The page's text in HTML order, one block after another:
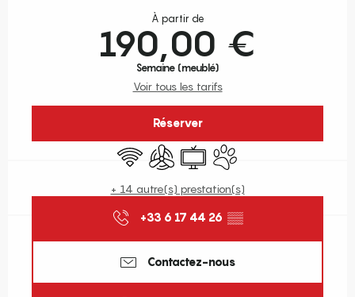
À partir de
190,00 €
Semaine (meublé)
Voir tous les tarifs
Réserver
WiFi Air conditionné
TélévisionAnimaux acceptés
+ 14 autre(s) prestation(s)
+33 6 17 44 26 ▒▒
Contactez-nous